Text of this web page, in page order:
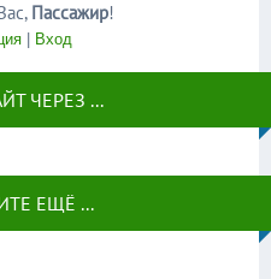
, Пассажир!
| Вход
ЧЕРЕЗ ...
ЕЩЁ ...